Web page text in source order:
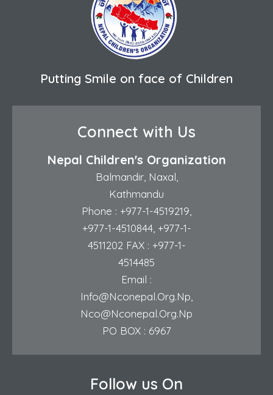
Putting Smile on face of Children
Connect with Us
Nepal Children's Organization
Balmandir, Naxal,
Kathmandu
Phone : +977-1-4519219
+977-1-4510844, +977-1-
4511202 FAX : +977-1-
4514485
Email :
Info@nconepal.org.np
Nco@nconepal.org.np
PO BOX : 6967
Follow us On